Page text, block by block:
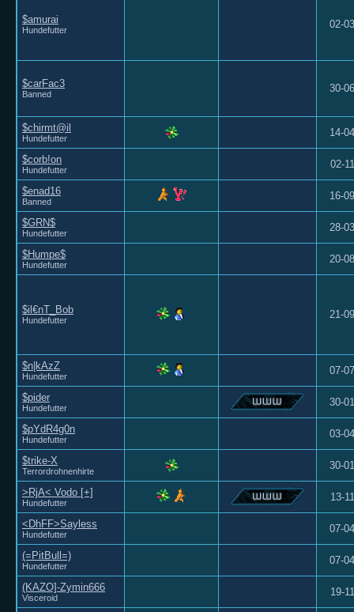
$amurai
Hundefutter 02-
$carFac3
Banned 30-
$chirmt@il
Hundefutter 14-
$corb!on
Hundefutter 02-
$enad16
Banned 16-
$GRN$
Hundefutter 28-
$Humpe$
Hundefutter 20-
$il€nT_Bob
Hundefutter 21-
$n|kAzZ
Hundefutter 07-
$pider
Hundefutter 30-
$pYdR4g0n
Hundefutter 03-
$trike-X
Terrordrohnenhirte 30-
>RjA< Vodo [+]
Hundefutter 13-
<DhFF>Sayless
Hundefutter 07-
(=PitBull=)
Hundefutter 07-
(KAZO]-Zymin666
Visceroid 19-